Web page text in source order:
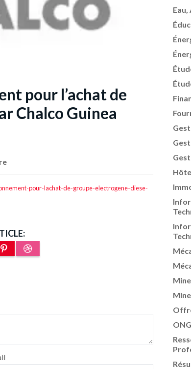
pour l’achat de
Chalco Guinea
pour-lachat-de-groupe-electrogene-diese-